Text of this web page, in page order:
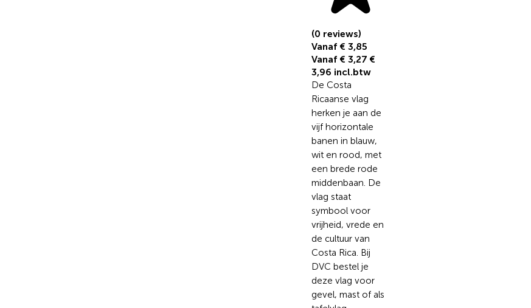
(0 reviews)
Vanaf € 3,85
Vanaf € 3,27 €
3,96 incl.btw
De Costa
Ricaanse vlag
herken je aan de
vijf horizontale
banen in blauw,
wit en rood, met
een brede rode
middenbaan. De
vlag staat
symbool voor
vrijheid, vrede en
de cultuur van
Costa Rica. Bij
DVC bestel je
deze vlag voor
gevel, mast of als